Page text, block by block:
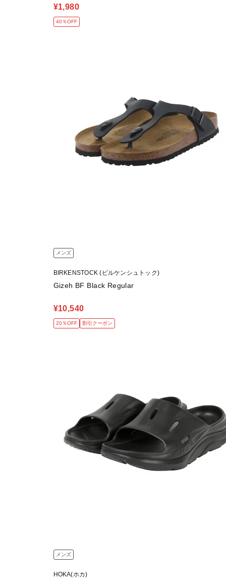
¥1,980
40％OFF
メンズ
BIRKENSTOCK (ビルケンシュトック)
Gizeh BF Black Regular
¥10,540
20％OFF 割引クーポン
メンズ
HOKA(ホカ)